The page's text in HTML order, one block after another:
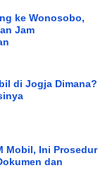
ke Wonosobo,
Jam
di Jogja Dimana?
Mobil, Ini Prosedur
dan